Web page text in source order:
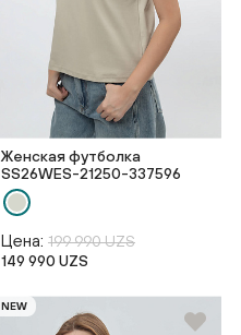
Женская футболка
SS26WES-21250-337596
Цена: 199 990 UZS
149 990 UZS
NEW